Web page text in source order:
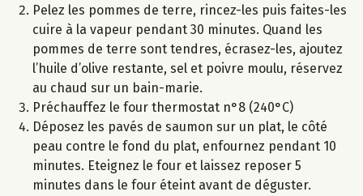
Pelez les pommes de terre, rincez-les puis faites-les
cuire à la vapeur pendant 30 minutes. Quand les
pommes de terre sont tendres, écrasez-les, ajoutez
l’huile d’olive restante, sel et poivre moulu, réservez
au chaud sur un bain-marie.
Préchauffez le four thermostat n°8 (240°C)
Déposez les pavés de saumon sur un plat, le côté
peau contre le fond du plat, enfournez pendant 10
minutes. Eteignez le four et laissez reposer 5
minutes dans le four éteint avant de déguster.